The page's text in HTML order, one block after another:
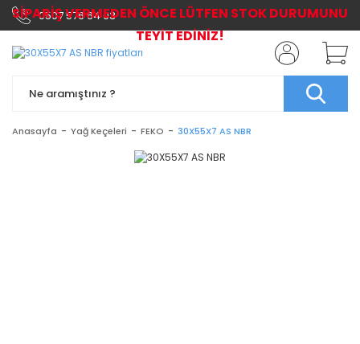
0507 576 64 03
Anasayfa Yağ Keçeleri FEKO 30X55X7 AS NBR
SİPARİŞ VERMEDEN ÖNCE LÜTFEN STOK DURUMUNU
TEYİT EDİNİZ!